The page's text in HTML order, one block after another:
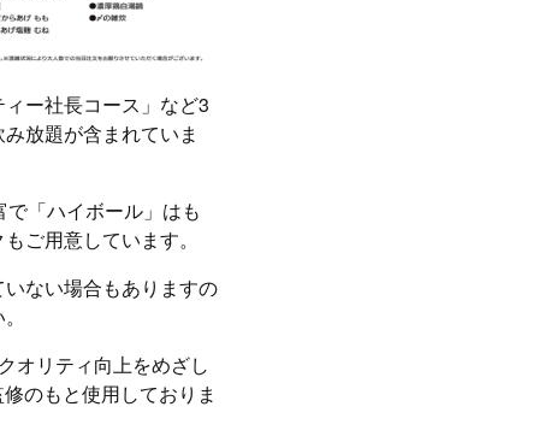
ー社長コース」など3
放題が含まれていま
「ハイボール」はも
ご用意しています。
ない場合もありますの
オリティ向上をめざし
のもと使用しておりま